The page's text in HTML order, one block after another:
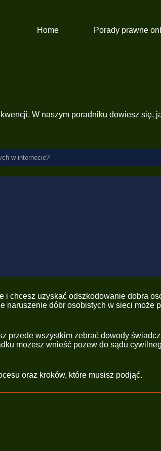
Home Porady prawne
W naszym poradniku dowiesz się,
w internecie?
chcesz uzyskać odszkodowanie dobra
dóbr osobistych w sieci może
wszystkim zebrać dowody
możesz wnieść pozew do sądu
oraz kroków, które musisz podjąć.